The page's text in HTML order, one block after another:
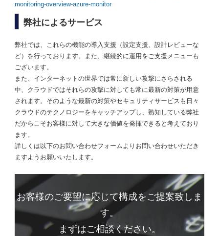
monitoring-overview-azure-monitor
弊社によるサービス
弊社では、これらの機能の導入支援（設定支援、設計レビューな
ど）を行っております。また、継続的に運用をご支援メニューも
ございます。
また、インターネットの世界では常に新しい攻撃にさらされる
中、クラウドではそれらの攻撃に対しても常に最新の対策が用意
されます。そのような最新の対策やセキュリティサービスも日々
クラウドのテクノロジーをキャッチアップし、熟知している弊社
だからこそお客様に対して大きな価値を発揮できると考えており
ます。
詳しくは以下のお問い合わせフォームよりお問い合わせいただき
ますようお願いいたします。
お客様のご要望に応じて構成をご提案致しま
す。
まずはご相談ください。